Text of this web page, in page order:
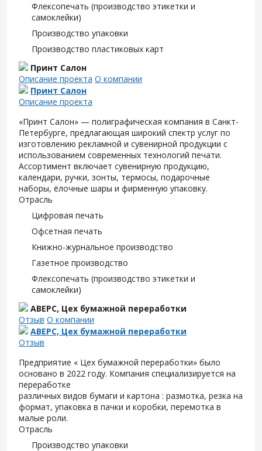
Флексопечать (производство этикетки и
самоклейки)
Производство упаковки
Производство пластиковых карт
Принт Салон
Описание проекта О компании
Принт Салон
Описание проекта
«Принт Салон» — полиграфическая компания в Санкт-
Петербурге, предлагающая широкий спектр услуг по
изготовлению рекламной и сувенирной продукции с
использованием современных технологий печати.
Ассортимент включает сувенирную продукцию,
календари, ручки, зонты, термосы, подарочные
наборы, ёлочные шары и фирменную упаковку.
Отрасль
Цифровая печать
Офсетная печать
Книжно-журнальное производство
Газетное производство
Флексопечать (производство этикетки и
самоклейки)
АВЕРС, Цех бумажной переработки
Отзыв О компании
АВЕРС, Цех бумажной переработки
Отзыв
Предприятие « Цех бумажной переработки» было
основано в 2022 году. Компания специализируется на
переработке
различных видов бумаги и картона : размотка, резка на
формат, упаковка в пачки и коробки, перемотка в
малые роли.
Отрасль
Производство упаковки